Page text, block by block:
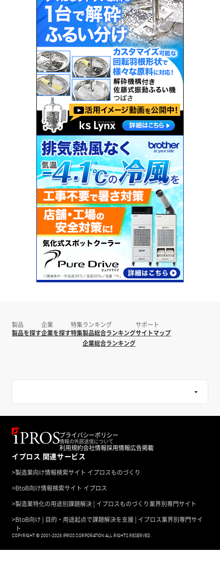
製品
製品を探す
企業
企業を探す
特集
特集
ランキング
製品総合ランキング
企業総合ランキング
サポート
サイトマップ
プライバシーポリシー
情報の外部送信について
利用規約会社情報採用情報広告掲載
イプロス 関連サービス
>製造業向け情報検索サイト イプロスものづくり
>BtoB向け情報検索サイト イプロス
>製造業特化の用途別課題解決 | イプロスものづくり業界別専門サイト
>BtoB向け | 目的・用途起点で課題解決を支援 | イプロス業界別専門サイ
ト
COPYRIGHT © 2001-2026 IPROS CORPORATION ALL RIGHTS RESERVED.